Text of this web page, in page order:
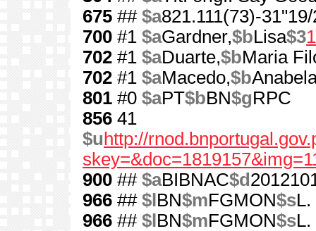
675 ## $a821.111(73)-
700 #1 $aGardner,$bLisa$3
702 #1 $aDuarte,$bMaria
702 #1 $aMacedo,$b
801 #0 $aPT$bBN$gRPC
856 41
$u http://
900 ## $aBIBNAC$d
966 ## $l BN$mFGMON$sL.
966 ## $l BN$mFGMON$sL.